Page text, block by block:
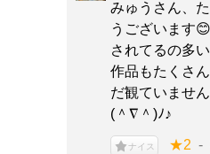
みゅうさん、
うございます
されてるの多
作品もたくさ
だ観ていませ
(⁠＾⁠∇⁠＾⁠)⁠ﾉ⁠♪
ナイス ★2